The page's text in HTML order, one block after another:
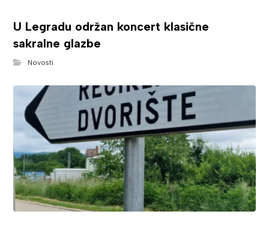
U Legradu održan koncert klasične
sakralne glazbe
Novosti